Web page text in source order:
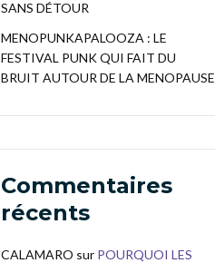
SANS DÉTOUR
MENOPUNKAPALOOZA : LE
FESTIVAL PUNK QUI FAIT DU
BRUIT AUTOUR DE LA MENOPAUSE
Commentaires
récents
CALAMARO sur POURQUOI LES